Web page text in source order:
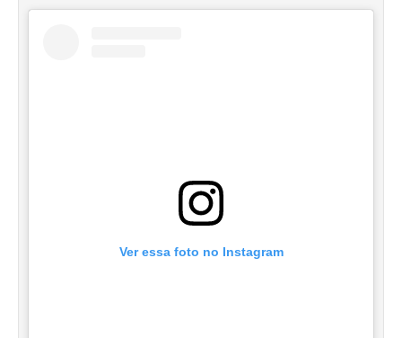
Ver essa foto no Instagram